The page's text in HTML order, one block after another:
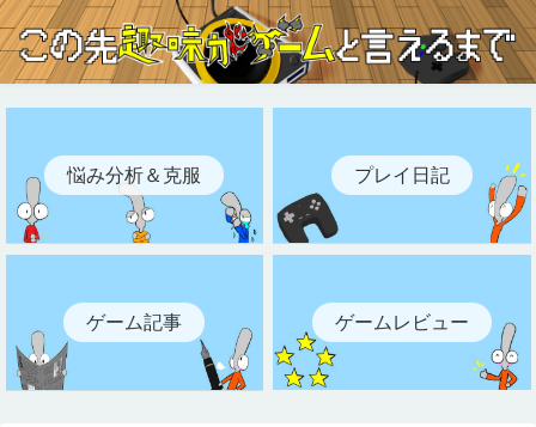
悩み分析＆克服 プレイ日記
ゲーム記事 ゲームレビュー